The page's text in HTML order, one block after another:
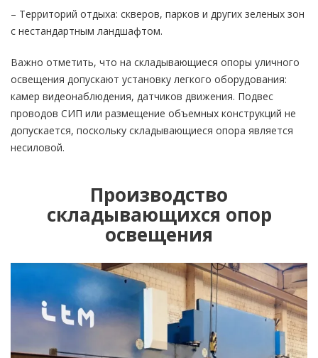
– Территорий отдыха: скверов, парков и других зеленых зон
с нестандартным ландшафтом.
Важно отметить, что на складывающиеся опоры уличного
освещения допускают установку легкого оборудования:
камер видеонаблюдения, датчиков движения. Подвес
проводов СИП или размещение объемных конструкций не
допускается, поскольку складывающиеся опора является
несиловой.
Производство
складывающихся опор
освещения